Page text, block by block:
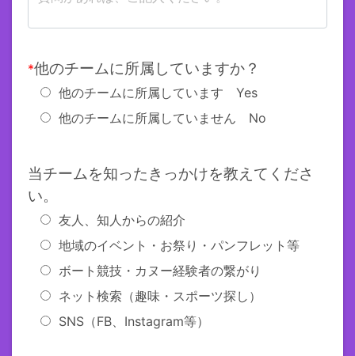
*他のチームに所属していますか？
他のチームに所属しています Yes
他のチームに所属していません No
当チームを知ったきっかけを教えてくださ
い。
友人、知人からの紹介
地域のイベント・お祭り・パンフレット等
ボート競技・カヌー経験者の繋がり
ネット検索（趣味・スポーツ探し）
SNS（FB、Instagram等）